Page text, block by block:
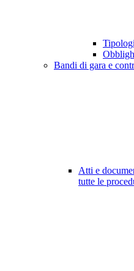
Bandi di gara e
Atti e
tutte le